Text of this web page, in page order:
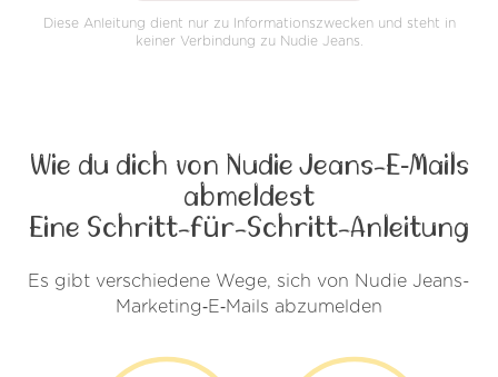
Diese Anleitung dient nur zu Informationszwecken und steht in
keiner Verbindung zu Nudie Jeans.
Wie du dich von Nudie Jeans-E‑Mails
abmeldest
Eine Schritt-für-Schritt-Anleitung
Es gibt verschiedene Wege, sich von Nudie Jeans-
Marketing‑E‑Mails abzumelden